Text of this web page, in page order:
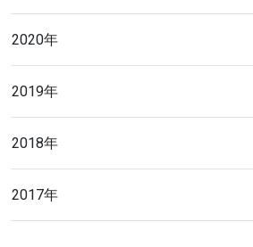
2020年
2019年
2018年
2017年